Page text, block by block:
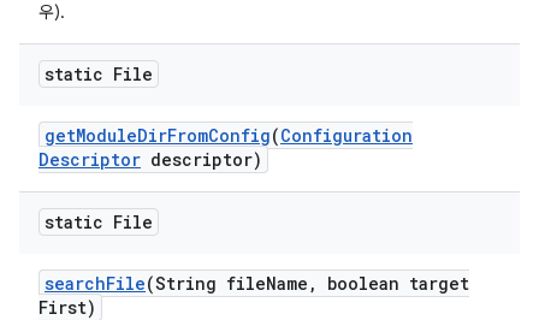
우).
static File
getModuleDirFromConfig(Configuration
Descriptor descriptor)
static File
searchFile(String fileName ,
boolean target
First)